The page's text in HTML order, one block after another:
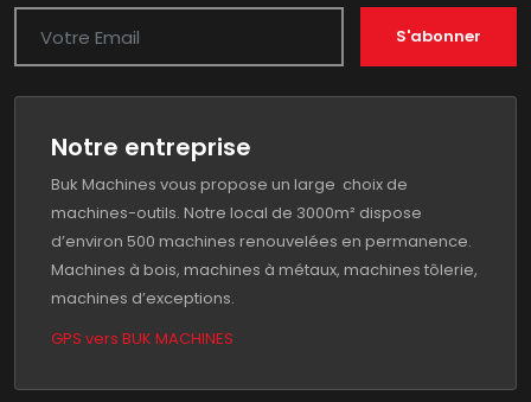
S'abonner
Notre entreprise
Buk Machines vous propose un large choix de
machines-outils. Notre local de 3000m² dispose
d’environ 500 machines renouvelées en permanence.
Machines à bois, machines à métaux, machines tôlerie,
machines d’exceptions.
GPS vers BUK MACHINES